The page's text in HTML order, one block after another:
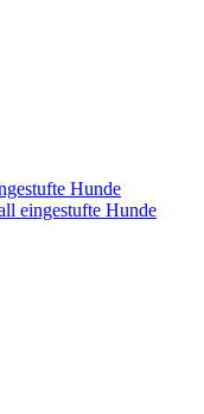
Hunde
eingestufte Hunde